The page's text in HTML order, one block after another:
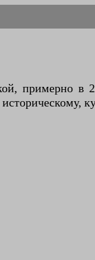
примерно в